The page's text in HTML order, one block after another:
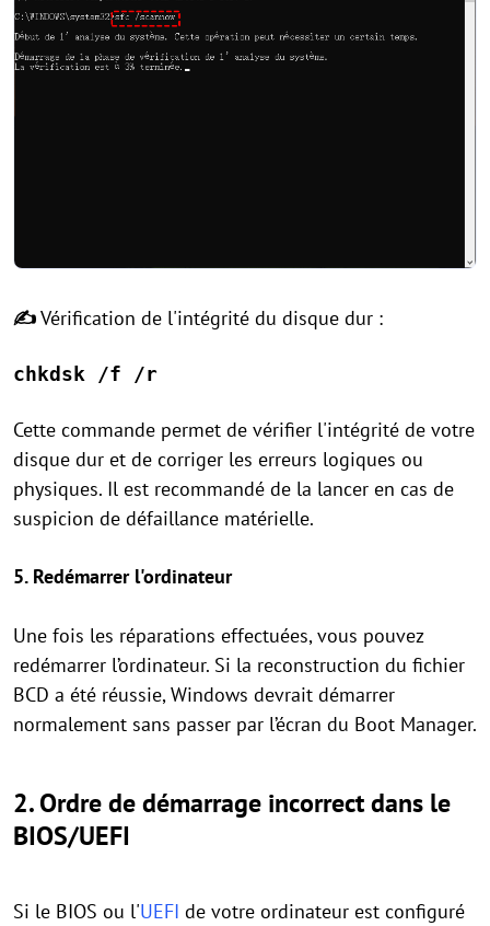
✍Vérification de l'intégrité du disque dur :
chkdsk /f /r
Cette commande permet de vérifier l'intégrité de votre
disque dur et de corriger les erreurs logiques ou
physiques. Il est recommandé de la lancer en cas de
suspicion de défaillance matérielle.
5. Redémarrer l'ordinateur
Une fois les réparations effectuées, vous pouvez
redémarrer l’ordinateur. Si la reconstruction du fichier
BCD a été réussie, Windows devrait démarrer
normalement sans passer par l’écran du Boot Manager.
2.Ordre de démarrage incorrect dans le
BIOS/UEFI
Si le BIOS ou l'UEFI de votre ordinateur est configuré